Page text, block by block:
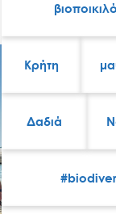
Κρήτη
Δαδιά